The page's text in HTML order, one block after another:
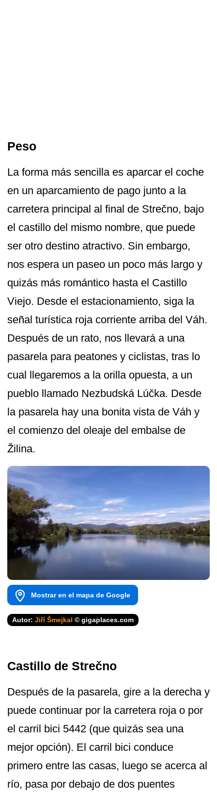
Peso
La forma más sencilla es aparcar el coche
en un aparcamiento de pago junto a la
carretera principal al final de Strečno, bajo
el castillo del mismo nombre, que puede
ser otro destino atractivo. Sin embargo,
nos espera un paseo un poco más largo y
quizás más romántico hasta el Castillo
Viejo. Desde el estacionamiento, siga la
señal turística roja corriente arriba del Váh.
Después de un rato, nos llevará a una
pasarela para peatones y ciclistas, tras lo
cual llegaremos a la orilla opuesta, a un
pueblo llamado Nezbudská Lúčka. Desde
la pasarela hay una bonita vista de Váh y
el comienzo del oleaje del embalse de
Žilina.
Mostrar en el mapa de Google
Autor: Jiří Šmejkal © gigaplaces.com
Castillo de Strečno
Después de la pasarela, gire a la derecha y
puede continuar por la carretera roja o por
el carril bici 5442 (que quizás sea una
mejor opción). El carril bici conduce
primero entre las casas, luego se acerca al
río, pasa por debajo de dos puentes